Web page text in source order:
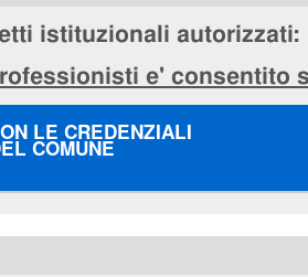
istituzionali autorizzati:
e' consentito
LE CREDENZIALI
COMUNE